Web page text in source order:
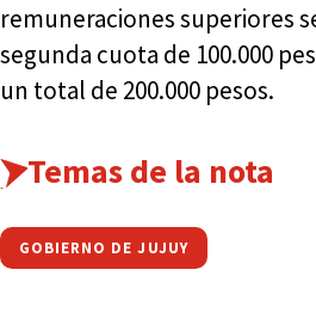
remuneraciones superiores
segunda cuota de 100.000
un total de 200.000 pesos.
Temas de la nota
GOBIERNO DE JUJUY